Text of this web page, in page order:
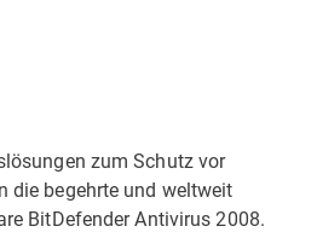
zum Schutz vor
die begehrte und weltweit
BitDefender Antivirus 2008.